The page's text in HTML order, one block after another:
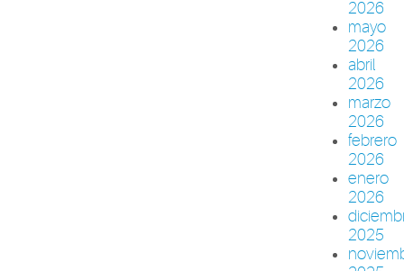
2026
mayo
2026
abril
2026
marzo
2026
febrero
2026
enero
2026
2025